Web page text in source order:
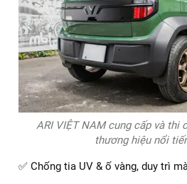
Ưu điểm của PPF ARI:
✅ Trong suốt hoàn hảo: Giữ
VF3.
✅ Khả năng tự phục hồi vết xước